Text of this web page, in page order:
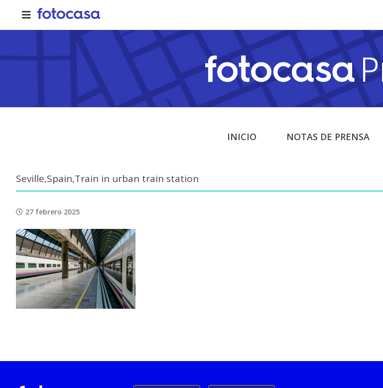
content
INICIO NOTAS DE PRENSA
Seville,Spain,Train in urban train station
27 febrero 2025